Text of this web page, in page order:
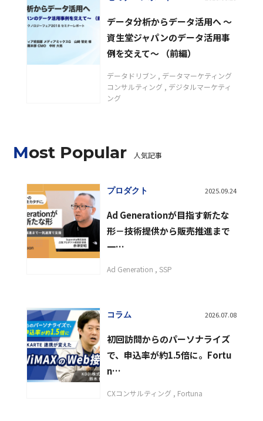
データ分析からデータ活用へ ～
資生堂ジャパンのデータ活用事
例を交えて～ （前編）
データドリブン
データマーケティング
コンサルティング
デジタルマーケティ
ング
Most Popular 人気記事
プロダクト 2025.09.24
Ad Generationが目指す新たな
形－技術提供から販売推進まで
一…
Ad Generation SSP
コラム 2026.07.08
初回訪問からのパーソナライズ
で、申込率が約1.5倍に。Fortu
n…
CXコンサルティング Fortuna